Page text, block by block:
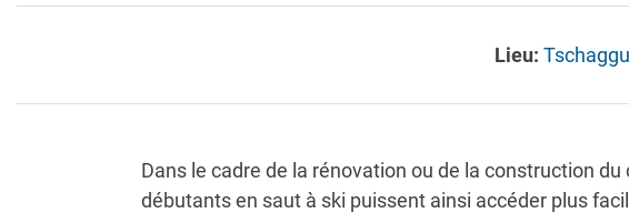
Lieu:
Dans le cadre de la rénovation ou de la construction
débutants en saut à ski puissent ainsi accéder plus